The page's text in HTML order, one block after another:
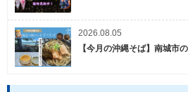
2026.08.05
【今月の沖縄そば】南城市